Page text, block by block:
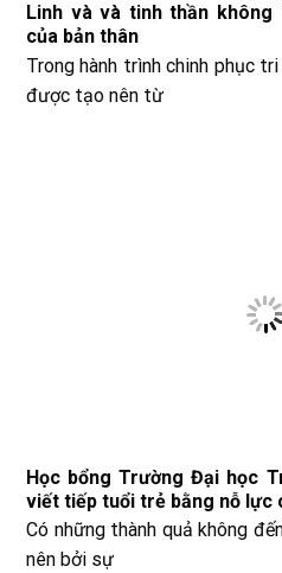
Linh và và tinh thần
của bản thân
Trong hành trình chinh phục
được tạo nên từ
Học bổng Trường Đại học
viết tiếp tuổi trẻ bằng nỗ lực
Có những thành quả không
nên bởi sự